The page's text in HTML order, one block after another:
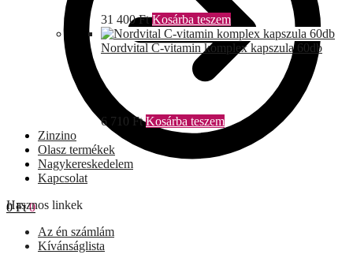
0Ft 0
31 400Ft Kosárba teszem
Nordvital C-vitamin komplex kapszula 60db
6 710 Ft Kosárba teszem
Zinzino
Olasz termékek
Nagykereskedelem
Kapcsolat
Hasznos linkek
Az én számlám
Kívánságlista